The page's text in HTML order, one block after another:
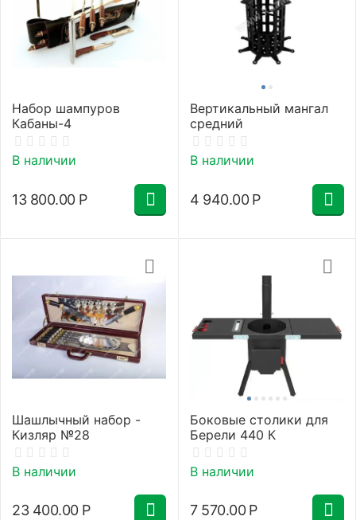
Набор шампуров
Кабаны-4
В наличии
13 800.00 Р
Вертикальный мангал
средний
В наличии
4 940.00 Р
Шашлычный набор -
Кизляр №28
В наличии
23 400.00 Р
Боковые столики для
Берели 440 К
В наличии
7 570.00 Р